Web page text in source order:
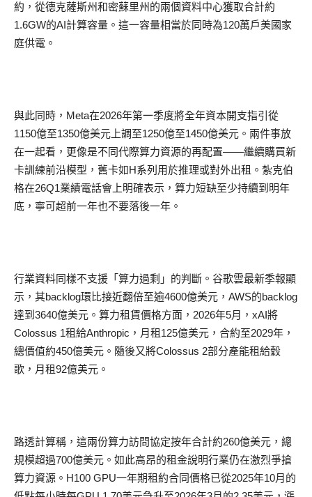
約，從德克薩斯州和密蘇里州的兩個資料中心獲取合計約
1.6GW的AI計算容量。這一容量相當於同時為120萬戶美國家
庭供電。
與此同時， Meta在2026年第一季度將全年資本開支指引從
1150億至1350億美元上調至1250億至1450億美元。兩件事放
在一起看，更像是不同代際算力資源的再配置——繼續購買新
卡訓練前沿模型， 舊卡如H系列用於推理或對外出租。 紮克伯
格在26Q1業績電話會上明確表示， 算力短缺至少持續到明年
底，寧可超前一年也不要落後一年。
行業資料同樣不支援 「 算力過剩 」 的判斷。 谷歌雲最新季報顯
示，其backlog環比接近翻倍至逾4600億美元， AWS的backlog
達到 3640億美元。 算力租賃價格方面， 2026年5月， xAI將
Colossus 1租給Anthropic ，月租 125億美元，合約至2029年，
總價值約450億美元。隨後又將Colossus 2部分產能租給穀
歌，月租92億美元。
路透計算稱，這兩份算力訪問協定按年合計約260億美元，總
規模超過700億美元。如此高昂的租金說明行業仍在激烈爭搶
算力資源。 H100 GPU一年期租約合同價格已從2025年10月的